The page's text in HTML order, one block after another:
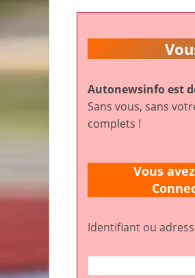
Autonewsinfo est
Sans vous, sans
complets !
Vous
Identifiant ou